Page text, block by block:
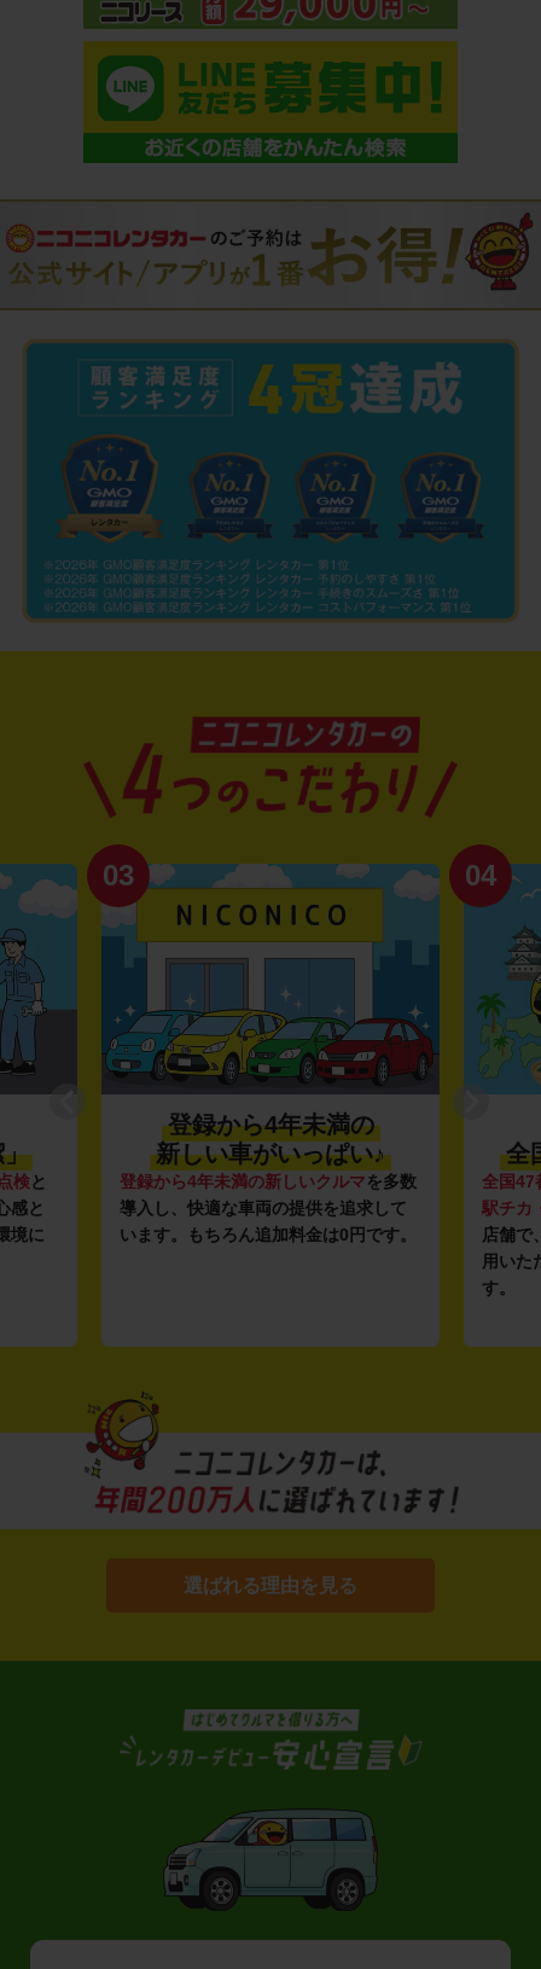
」
検と
感と
境に
03
登録から4年未満の
新しい車がいっぱい♪
登録から4年未満の新しいクルマを多数
導入し、快適な車両の提供を追求して
います。もちろん追加料金は0円です。
04
全
全国47
駅チカ
店舗で
用いた
す。
選ばれる理由を見る